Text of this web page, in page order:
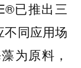
已推出三
同应用场
为原料，